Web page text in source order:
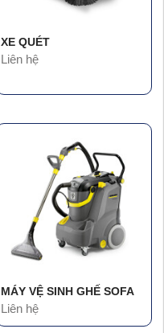
XE QUÉT
Liên hệ
MÁY VỆ SINH GHẾ SOFA
Liên hệ